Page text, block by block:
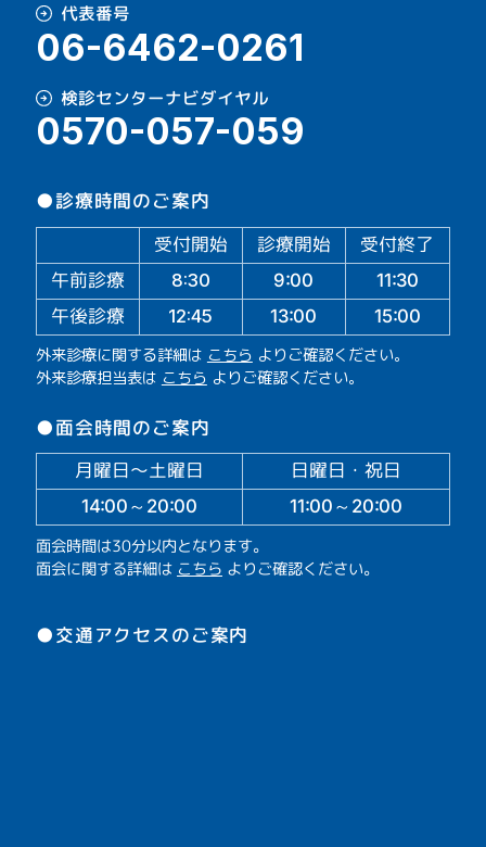
代表番号
06-6462-0261
検診センターナビダイヤル
0570-057-059
●診療時間のご案内
受付開始 診療開始
受付終了
午前診療
8:30 9:00 11:30
午後診療 12:45 13:00 15:00
外来診療に関する詳細は こちら よりご確認ください。
外来診療担当表は こちら よりご確認ください。
●面会時間のご案内
月曜日～土曜日 日曜日・祝日
14:00～20:00 11:00～20:00
面会時間は30分以内となります。
面会に関する詳細は こちら よりご確認ください。
●交通アクセスのご案内